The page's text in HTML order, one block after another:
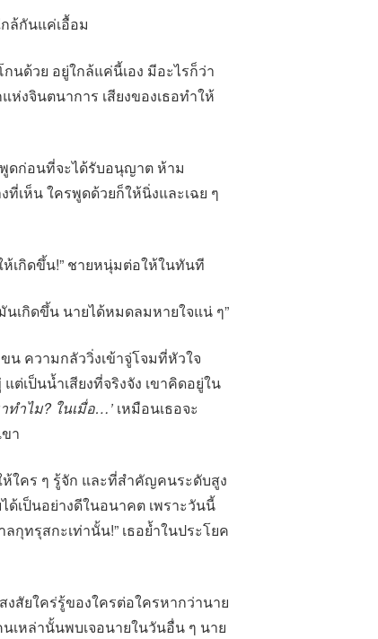
ล้กันแค่เอื้อม
นด้วย อยู่ใกล้แค่นี้เอง มีอะไรก็ว่า
ห่งจินตนาการ เสียงของเธอทำให้
ดก่อนที่จะได้รับอนุญาต ห้าม
เห็น ใครพูดด้วยก็ให้นิ่งและเฉย ๆ
เกิดขึ้น!” ชายหนุ่มต่อให้ในทันที
นเกิดขึ้น นายได้หมดลมหายใจแน่ ๆ”
ความกลัววิ่งเข้าจู่โจมที่หัวใจ
ต่เป็นน้ำเสียงที่จริงจัง เขาคิดอยู่ใน
ทำไม? ในเมื่อ…’ เหมือนเธอจะ
า
ใคร ๆ รู้จัก และที่สำคัญคนระดับสูง
ด้เป็นอย่างดีในอนาคต เพราะวันนี้
กุทรุสกะเท่านั้น!” เธอย้ำในประโยค
งสัยใคร่รู้ของใครต่อใครหากว่านาย
หล่านั้นพบเจอนายในวันอื่น ๆ นาย